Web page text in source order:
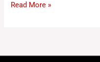
Read More »